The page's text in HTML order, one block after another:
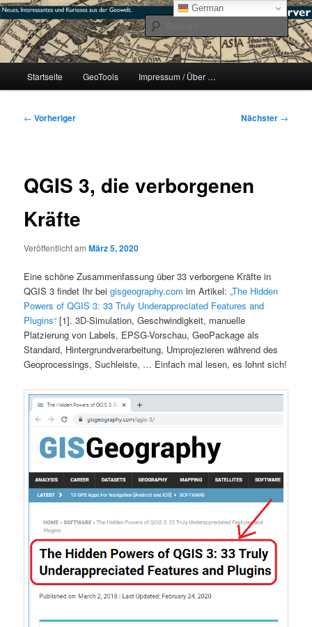
Zum
primären
Inhalt
springen#geoObserver
mikeE's GeoBlog
Startseite GeoTools Impressum / Über …
Beitragsnavigation
← Vorheriger Nächster →
QGIS 3, die verborgenen
Kräfte
Veröffentlicht amMärz 5, 2020
Eine schöne Zusammenfassung über 33 verborgene Kräfte in
QGIS 3 findet Ihr beigisgeography.com im Artikel:„The Hidden
Powers of QGIS 3: 33 Truly Underappreciated Features and
Plugins“ [1]. 3D-Simulation, Geschwindigkeit, manuelle
Platzierung von Labels, EPSG-Vorschau, GeoPackage als
Standard, Hintergrundverarbeitung, Umprojezieren während des
Geoprocessings, Suchleiste, … Einfach mal lesen, es lohnt sich!
German